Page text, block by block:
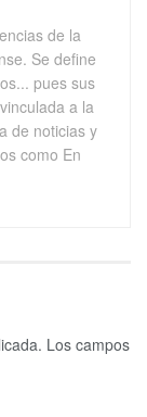
de la
Se define
pues sus
a la
de noticias y
como En
Los campos